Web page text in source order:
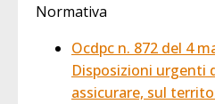
Normativa
Ocdpc n. 872 del 4
Disposizioni urgenti
assicurare, sul